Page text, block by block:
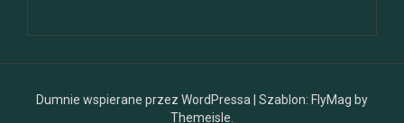
Dumnie wspierane przez WordPressa Szablon: FlyMag by
Themeisle.